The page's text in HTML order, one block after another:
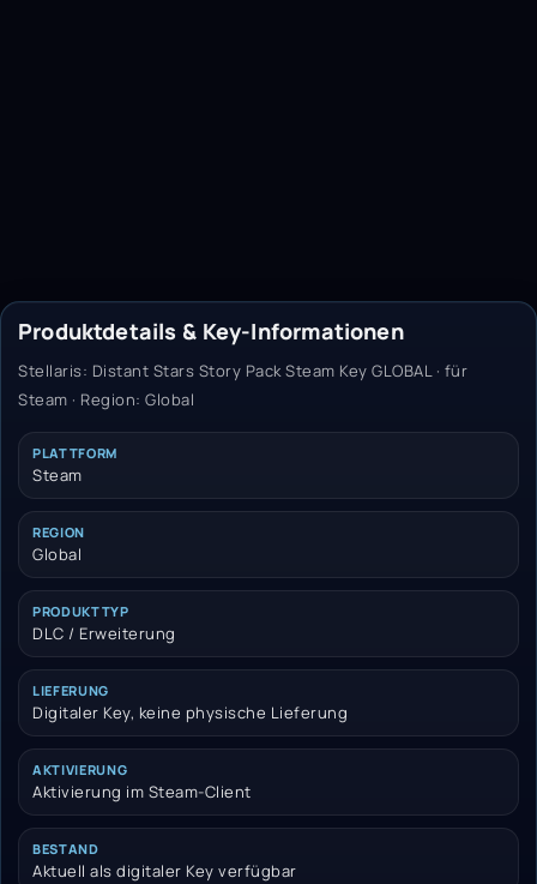
Produktdetails & Key-Informationen
Stellaris: Distant Stars Story Pack Steam Key GLOBAL · für
Steam · Region: Global
PLATTFORM
Steam
REGION
Global
PRODUKTTYP
DLC / Erweiterung
LIEFERUNG
Digitaler Key, keine physische Lieferung
AKTIVIERUNG
Aktivierung im Steam-Client
BESTAND
Aktuell als digitaler Key verfügbar